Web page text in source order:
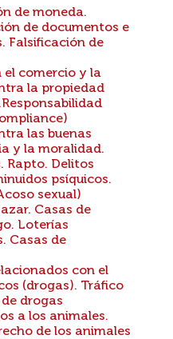
de moneda.
de documentos e
Falsificación de
el comercio y la
la propiedad
las buenas
y la moralidad.
Rapto. Delitos
psíquicos.
sexual)
Casas de
Loterías
Casas de
con el
(drogas). Tráfico
drogas
a los animales.
de los animales